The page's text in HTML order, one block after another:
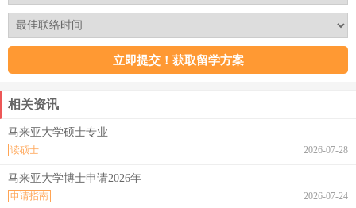
相关资讯
马来亚大学硕士专业
2026-07-28
读硕士
马来亚大学博士申请2026年
2026-07-24
申请指南